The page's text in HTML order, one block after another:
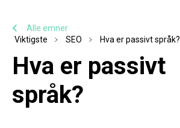
Alle emner
Viktigste
SEO Hva er passivt språk?
Hva er passivt
språk?